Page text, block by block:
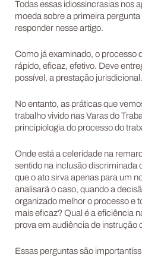
Todas essas idiossincrasias nos
moeda sobre a primeira
responder nesse artigo.
Como já examinado, o processo
rápido, eficaz, efetivo. Deve
possível, a prestação jurisdicional.
No entanto, as práticas que
trabalho vivido nas Varas do
principiologia do processo do
Onde está a celeridade na
sentido na inclusão discriminada
que o ato sirva apenas para um
analisará o caso, quando a
organizado melhor o processo e
mais eficaz? Qual é a eficiência
prova em audiência de instrução
Essas perguntas são